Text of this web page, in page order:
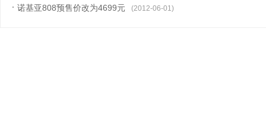
诺基亚808预售价改为4699元 (2012-06-01)